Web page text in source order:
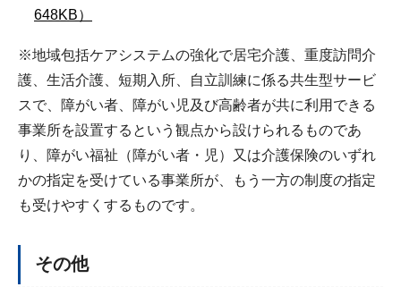
648KB）
※地域包括ケアシステムの強化で居宅介護、重度訪問介
護、生活介護、短期入所、自立訓練に係る共生型サービ
スで、障がい者、障がい児及び高齢者が共に利用できる
事業所を設置するという観点から設けられるものであ
り、障がい福祉（障がい者・児）又は介護保険のいずれ
かの指定を受けている事業所が、もう一方の制度の指定
も受けやすくするものです。
その他